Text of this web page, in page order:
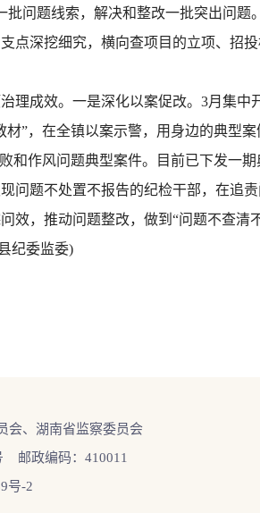
问题线索，解决和整改一批突出问题
深挖细究，横向查项目的立项、招
成效。一是深化以案促改。3月集中
”，在全镇以案示警，用身边的典型
和作风问题典型案件。目前已下发一
问题不处置不报告的纪检干部，在追
效，推动问题整改，做到“问题不查
纪委监委)
会、湖南省监察委员会
邮政编码：410011
号-2